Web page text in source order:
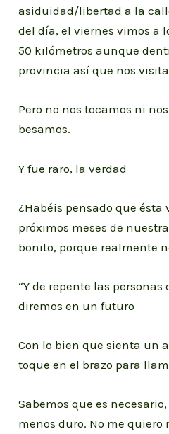
asiduidad/libertad a la
del día, el viernes vimos a
50 kilómetros aunque
provincia así que nos
Pero no nos tocamos ni
besamos.
Y fue raro, la verdad
¿Habéis pensado que ésta
próximos meses de
bonito, porque realmente
“Y de repente las personas
diremos en un futuro
Con lo bien que sienta un
toque en el brazo para
Sabemos que es
menos duro. No me